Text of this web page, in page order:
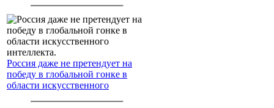
Россия даже не претендует на
победу в глобальной гонке в
области искусственного